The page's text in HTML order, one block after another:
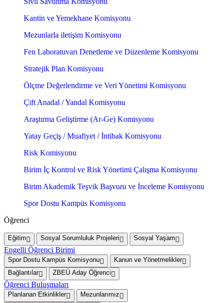
Kantin ve Yemekhane Komisyonu
Mezunlarla iletişim Komisyonu
Fen Laboratuvarı Denetleme ve Düzenleme Komisyonu
Stratejik Plan Komisyonu
Ölçme Değerlendirme ve Veri Yönetimi Komisyonu
Çift Anadal / Yandal Komisyonu
Araştırma Geliştirme (Ar-Ge) Komisyonu
Yatay Geçiş / Muafiyet / İntibak Komisyonu
Risk Komisyonu
Birim İç Kontrol ve Risk Yönetimi Çalışma Komisyonu
Birim Akademik Teşvik Başvuru ve İnceleme Komisyonu
Spor Dostu Kampüs Komisyonu
Öğrenci
Eğitim Sosyal Sorumluluk Projeleri Sosyal Yaşam
Engelli Öğrenci Birimi
Spor Dostu Kampüs Komisyonu
Kanun ve Yönetmelikler
Bağlantılar
ZBEÜ Aday Öğrenci
Öğrenci Buluşmaları
Planlanan Etkinlikler
Mezunlarımız